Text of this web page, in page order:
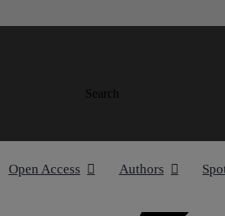
Search
Open Access Authors